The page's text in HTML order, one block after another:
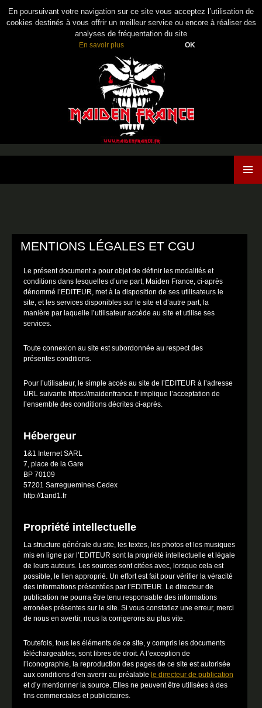
En poursuivant votre navigation sur ce site vous acceptez l’utilisation de
cookies destinés à vous offrir un meilleur service ou encore à réaliser des
analyses de fréquentation du site
En savoir plus OK
MENTIONS LÉGALES ET CGU
Le présent document a pour objet de définir les modalités et
conditions dans lesquelles d’une part, Maiden France, ci-après
dénommé l’EDITEUR, met à la disposition de ses utilisateurs le
site, et les services disponibles sur le site et d’autre part, la
manière par laquelle l’utilisateur accède au site et utilise ses
services.
Toute connexion au site est subordonnée au respect des
présentes conditions.
Pour l’utilisateur, le simple accès au site de l’EDITEUR à l’adresse
URL suivante https://maidenfrance.fr implique l’acceptation de
l’ensemble des conditions décrites ci-après.
Hébergeur
1&1 Internet SARL
7, place de la Gare
BP 70109
57201 Sarreguemines Cedex
http://1and1.fr
Propriété intellectuelle
La structure générale du site, les textes, les photos et les musiques
mis en ligne par l’EDITEUR sont la propriété intellectuelle et légale
de leurs auteurs. Les sources sont citées avec, lorsque cela est
possible, le lien approprié. Un effort est fait pour vérifier la véracité
des informations présentées par l’EDITEUR. Le directeur de
publication ne pourra être tenu responsable des informations
erronées présentes sur le site. Si vous constatiez une erreur, merci
de nous en avertir, nous la corrigerons au plus vite.
Toutefois, tous les éléments de ce site, y compris les documents
téléchargeables, sont libres de droit. A l’exception de
l’iconographie, la reproduction des pages de ce site est autorisée
aux conditions d’en avertir au préalable le directeur de publication
et d’y mentionner la source. Elles ne peuvent être utilisées à des
fins commerciales et publicitaires.